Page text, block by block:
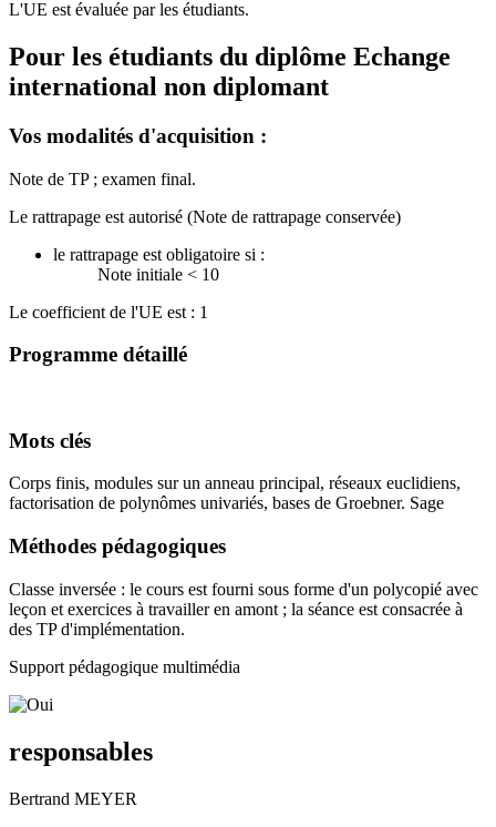
L'UE est évaluée par les étudiants.
Pour les étudiants du diplôme Echange
international non diplomant
Vos modalités d'acquisition :
Note de TP ; examen final.
Le rattrapage est autorisé (Note de rattrapage conservée)
le rattrapage est obligatoire si :
Note initiale < 10
Le coefficient de l'UE est : 1
Programme détaillé
Mots clés
Corps finis, modules sur un anneau principal, réseaux euclidiens,
factorisation de polynômes univariés, bases de Groebner. Sage
Méthodes pédagogiques
Classe inversée : le cours est fourni sous forme d'un polycopié avec
leçon et exercices à travailler en amont ; la séance est consacrée à
des TP d'implémentation.
Support pédagogique multimédia
responsables
Bertrand MEYER